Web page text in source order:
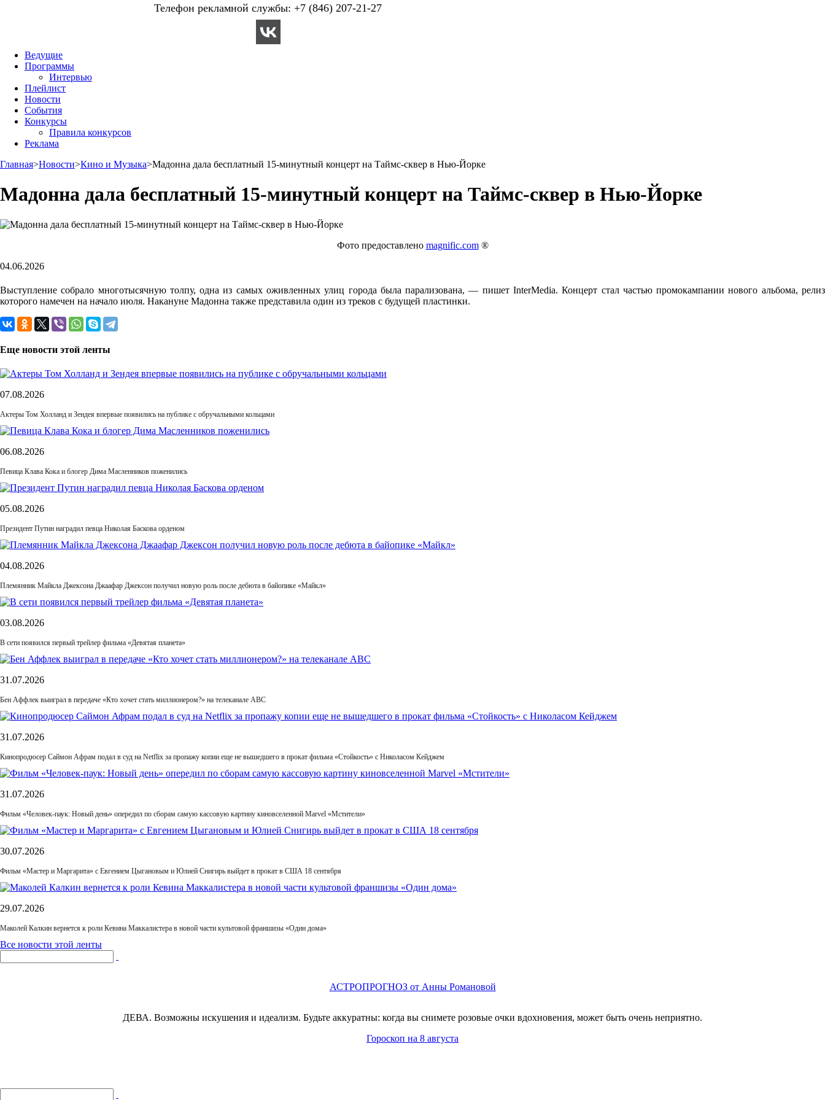
Телефон рекламной службы: +7 (846) 207-21-27
Ведущие
Программы
Интервью
Плейлист
Новости
События
Конкурсы
Правила конкурсов
Реклама
Главная>Новости>Кино и Музыка>Мадонна дала бесплатный 15-минутный концерт на Таймс-сквер в Нью-Йорке
Мадонна дала бесплатный 15-минутный концерт на Таймс-сквер в Нью-Йорке
Фото предоставлено magnific.com®
04.06.2026
Выступление собрало многотысячную толпу, одна из самых оживленных улиц города была парализована, — пишет InterMedia. Концерт стал частью промокампании нового альбома, релиз
которого намечен на начало июля. Накануне Мадонна также представила один из треков с будущей пластинки.
Еще новости этой ленты
07.08.2026
Актеры Том Холланд и Зендея впервые появились на публике с обручальными кольцами
06.08.2026
Певица Клава Кока и блогер Дима Масленников поженились
05.08.2026
Президент Путин наградил певца Николая Баскова орденом
04.08.2026
Племянник Майкла Джексона Джаафар Джексон получил новую роль после дебюта в байопике «Майкл»
03.08.2026
В сети появился первый трейлер фильма «Девятая планета»
31.07.2026
Бен Аффлек выиграл в передаче «Кто хочет стать миллионером?» на телеканале ABC
31.07.2026
Кинопродюсер Саймон Афрам подал в суд на Netflix за пропажу копии еще не вышедшего в прокат фильма «Стойкость» с Николасом Кейджем
31.07.2026
Фильм «Человек-паук: Новый день» опередил по сборам самую кассовую картину киновселенной Marvel «Мстители»
30.07.2026
Фильм «Мастер и Маргарита» с Евгением Цыгановым и Юлией Снигирь выйдет в прокат в США 18 сентября
29.07.2026
Маколей Калкин вернется к роли Кевина Маккалистера в новой части культовой франшизы «Один дома»
Все новости этой ленты
АСТРОПРОГНОЗ от Анны Романовой
ДЕВА. Возможны искушения и идеализм. Будьте аккуратны: когда вы снимете розовые очки вдохновения, может быть очень неприятно.
Гороскоп на 8 августа